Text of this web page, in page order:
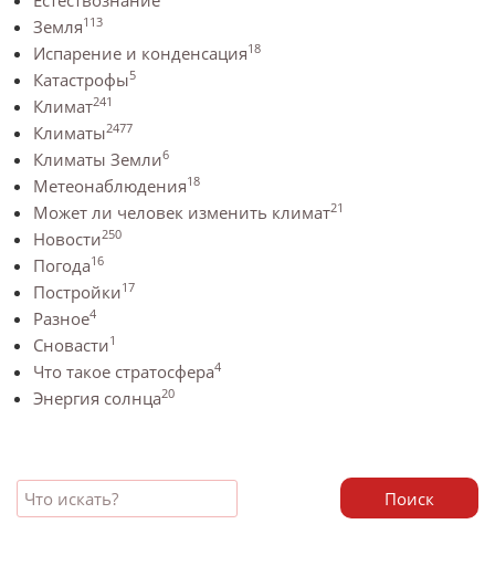
Земля113
Испарение и конденсация18
Катастрофы5
Климат241
Климаты2477
Климаты Земли6
Метеонаблюдения18
Может ли человек изменить климат21
Новости250
Погода16
Постройки17
Разное4
Сновасти1
Что такое стратосфера4
Энергия солнца20
Поиск